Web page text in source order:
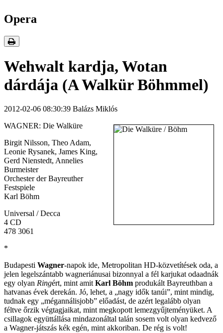
Opera
Wehwalt kardja, Wotan
dárdája (A Walkür Böhmmel)
2012-02-06 08:30:39 Balázs Miklós
WAGNER: Die Walküre
Birgit Nilsson, Theo Adam,
Leonie Rysanek, James King,
Gerd Nienstedt, Annelies
Burmeister
Orchester der Bayreuther
Festspiele
Karl Böhm
Universal / Decca
4 CD
478 3061
*
Budapesti Wagner-napok ide, Metropolitan HD-közvetítések oda, a
jelen legelszántabb wagneriánusai bizonnyal a fél karjukat odaadnák
egy olyan Ringért, mint amitKarl Böhm produkált Bayreuthban a
hatvanas évek derekán. Jó, lehet, a „nagy idők tanúi”, mint mindig,
tudnak egy „mégannálisjobb” előadást, de azért legalább olyan
féltve őrzik végtagjaikat, mint megkopott lemezgyűjteményüket. A
csillagok együttállása mindazonáltal talán sosem volt olyan kedvező
a Wagner-játszás kék egén, mint akkoriban. De rég is volt!